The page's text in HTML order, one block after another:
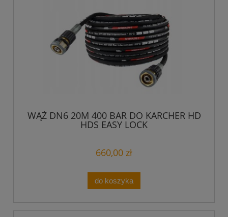
WĄŻ DN6 20M 400 BAR DO KARCHER HD
HDS EASY LOCK
660,00 zł
do koszyka